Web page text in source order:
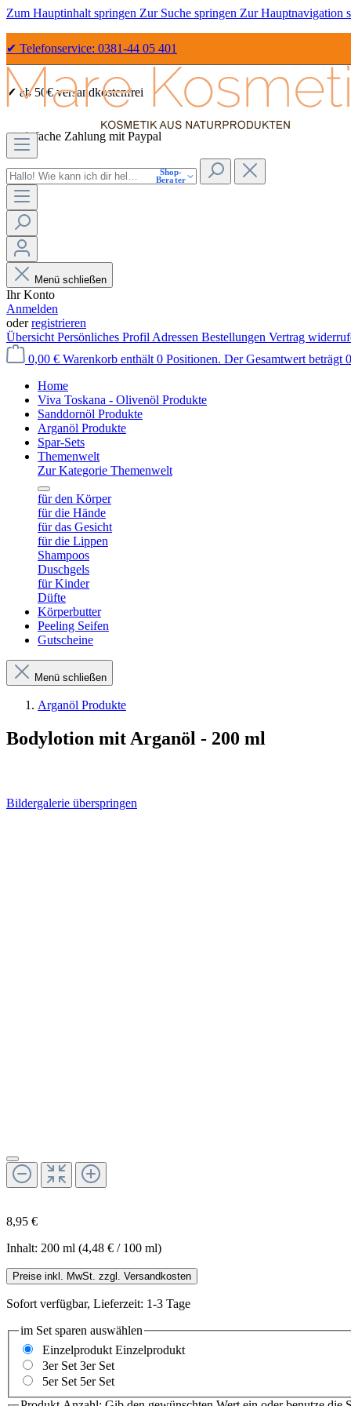
Zum Hauptinhalt springen Zur Suche springen Zur Hauptnavigation
✔ Telefonservice: 0381-44 05 401
✔ ab 50€ versandkostenfrei
✔ einfache Zahlung mit Paypal
✔ Sicher Einkaufen dank SSL
Shop-
Berater
Menü schließen
Ihr Konto
Anmelden
oderregistrieren
Übersicht Persönliches Profil Adressen Bestellungen Vertrag
0,00 € Warenkorb enthält 0 Positionen. Der Gesamtwert beträgt
Home
Viva Toskana - Olivenöl Produkte
Sanddornöl Produkte
Arganöl Produkte
Spar-Sets
Themenwelt
Zur Kategorie Themenwelt
für den Körper
für die Hände
für das Gesicht
für die Lippen
Shampoos
Duschgels
für Kinder
Düfte
Körperbutter
Peeling Seifen
Gutscheine
Menü schließen
Arganöl Produkte
Bodylotion mit Arganöl - 200 ml
Bildergalerie überspringen
8,95 €
Inhalt: 200 ml (4,48 € / 100 ml)
Preise inkl. MwSt. zzgl. Versandkosten
Sofort verfügbar, Lieferzeit: 1-3 Tage
im Set sparen auswählen
Einzelprodukt Einzelprodukt
3er Set 3er Set
5er Set 5er Set